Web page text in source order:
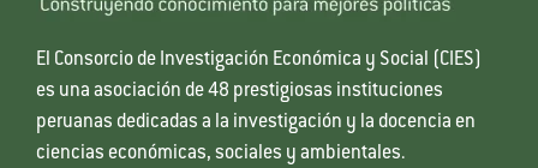
El Consorcio de Investigación Económica y Social (CIES)
es una asociación de 48 prestigiosas instituciones
peruanas dedicadas a la investigación y la docencia en
ciencias económicas, sociales y ambientales.